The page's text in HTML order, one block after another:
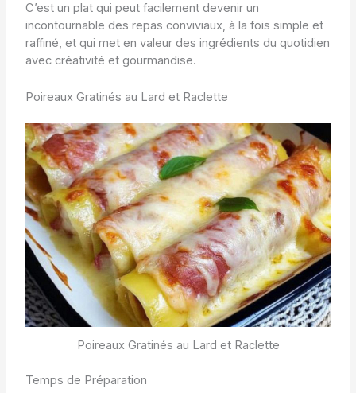
C’est un plat qui peut facilement devenir un
incontournable des repas conviviaux, à la fois simple et
raffiné, et qui met en valeur des ingrédients du quotidien
avec créativité et gourmandise.
Poireaux Gratinés au Lard et Raclette
Poireaux Gratinés au Lard et Raclette
Temps de Préparation